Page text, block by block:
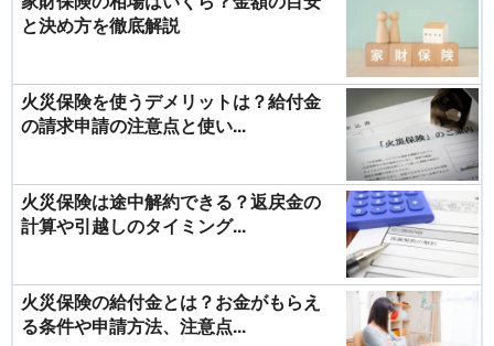
と決め方を徹底解説
火災保険を使うデメリットは？給付金
の請求申請の注意点と使い...
火災保険は途中解約できる？返戻金の
計算や引越しのタイミング...
火災保険の給付金とは？お金がもらえ
る条件や申請方法、注意点...